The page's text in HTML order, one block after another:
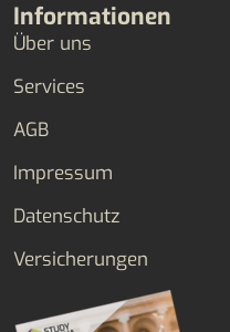
Informationen
Über uns
Services
AGB
Impressum
Datenschutz
Versicherungen